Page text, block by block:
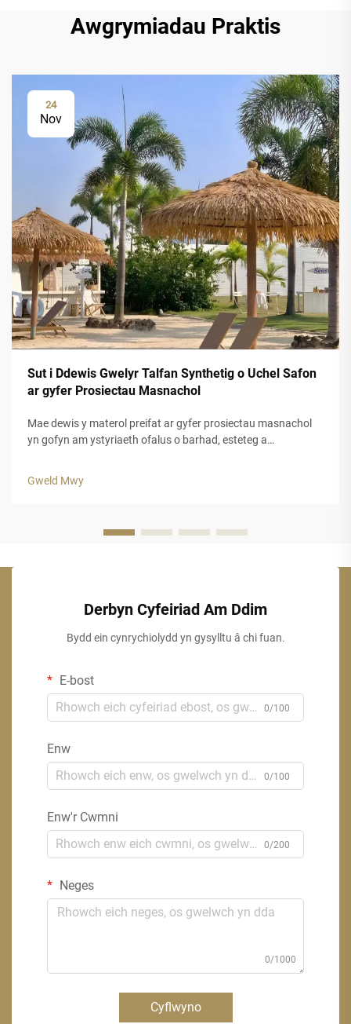
Awgrymiadau Praktis
24
Nov
Sut i Ddewis Gwelyr Talfan Synthetig o Uchel Safon
ar gyfer Prosiectau Masnachol
Mae dewis y materol preifat ar gyfer prosiectau masnachol
yn gofyn am ystyriaeth ofalus o barhad, esteteg a
ymddangosiad awdurhaol y traddodiad...
Gweld Mwy
Derbyn Cyfeiriad Am Ddim
Bydd ein cynrychiolydd yn gysylltu â chi fuan.
E-bost
0/100
Enw
0/100
Enw'r Cwmni
0/200
Neges
0/1000
Cyflwyno